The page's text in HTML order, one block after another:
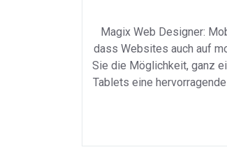
Magix Web Designer:
dass Websites auch auf
Sie die Möglichkeit, ganz
Tablets eine